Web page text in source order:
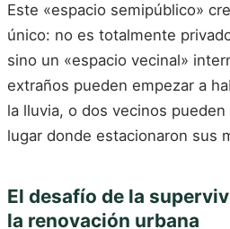
Este «espacio semipúblico»
único: no es totalmente
sino un «espacio vecinal»
extraños pueden empezar a
la lluvia, o dos vecinos
lugar donde estacionaron sus
El desafío de la
la renovación urbana